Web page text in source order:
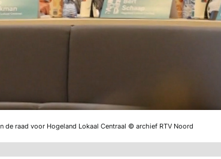
de raad voor Hogeland Lokaal Centraal © archief RTV Noord